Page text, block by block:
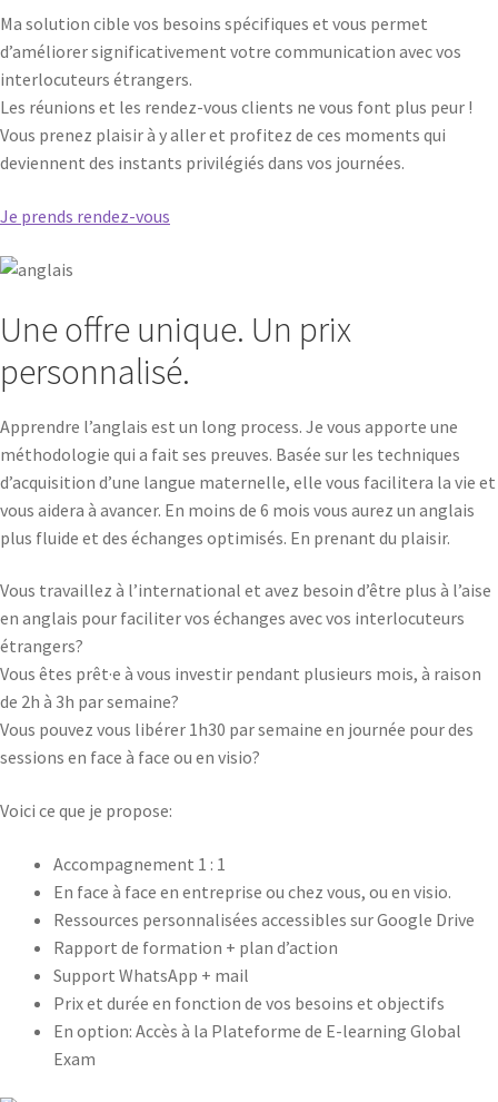
Ma solution cible vos besoins spécifiques et vous permet
d’améliorer significativement votre communication avec vos
interlocuteurs étrangers.
Les réunions et les rendez-vous clients ne vous font plus peur !
Vous prenez plaisir à y aller et profitez de ces moments qui
deviennent des instants privilégiés dans vos journées.
Je prends rendez-vous
Une offre unique. Un prix
personnalisé.
Apprendre l’anglais est un long process. Je vous apporte une
méthodologie qui a fait ses preuves. Basée sur les techniques
d’acquisition d’une langue maternelle, elle vous facilitera la vie et
vous aidera à avancer. En moins de 6 mois vous aurez un anglais
plus fluide et des échanges optimisés. En prenant du plaisir.
Vous travaillez à l’international et avez besoin d’être plus à l’aise
en anglais pour faciliter vos échanges avec vos interlocuteurs
étrangers?
Vous êtes prêt·e à vous investir pendant plusieurs mois, à raison
de 2h à 3h par semaine?
Vous pouvez vous libérer 1h30 par semaine en journée pour des
sessions en face à face ou en visio?
Voici ce que je propose:
Accompagnement 1 : 1
En face à face en entreprise ou chez vous, ou en visio.
Ressources personnalisées accessibles sur Google Drive
Rapport de formation + plan d’action
Support WhatsApp + mail
Prix et durée en fonction de vos besoins et objectifs
En option: Accès à la Plateforme de E-learning Global
Exam